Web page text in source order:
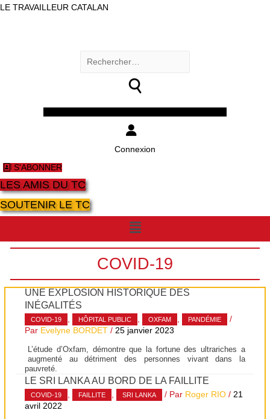
LE TRAVAILLEUR CATALAN
Rechercher :
Connexion
S'ABONNER
LES AMIS DU TC
SOUTENIR LE TC
Menu
COVID-19
UNE EXPLOSION HISTORIQUE DES
INÉGALITÉS
COVID-19 , HÔPITAL PUBLIC , OXFAM , PANDÉMIE
/
Par Evelyne BORDET /25 janvier 2023
L’étude d’Oxfam, démontre que la fortune des ultrariches a
augmenté au détriment des personnes vivant dans la
pauvreté.
LE SRI LANKA AU BORD DE LA FAILLITE
COVID-19 , FAILLITE , SRI LANKA / Par Roger RIO /21
avril 2022